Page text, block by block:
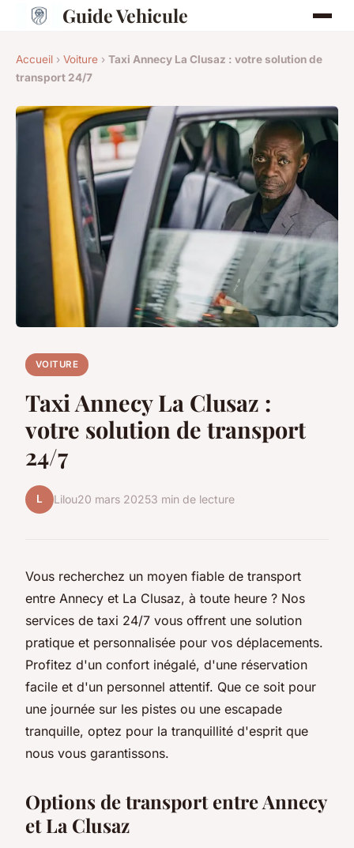
Guide Vehicule
Accueil › Voiture › Taxi Annecy La Clusaz : votre solution de
transport 24/7
VOITURE
Taxi Annecy La Clusaz :
votre solution de transport
24/7
L Lilou20 mars 20253 min de lecture
Vous recherchez un moyen fiable de transport
entre Annecy et La Clusaz, à toute heure ? Nos
services de taxi 24/7 vous offrent une solution
pratique et personnalisée pour vos déplacements.
Profitez d'un confort inégalé, d'une réservation
facile et d'un personnel attentif. Que ce soit pour
une journée sur les pistes ou une escapade
tranquille, optez pour la tranquillité d'esprit que
nous vous garantissons.
Options de transport entre Annecy
et La Clusaz